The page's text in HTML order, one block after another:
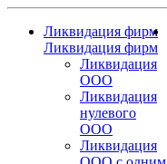
Ликвидация фирм
Ликвидация фирм
Ликвидация
ООО
Ликвидация
нулевого
ООО
Ликвидация